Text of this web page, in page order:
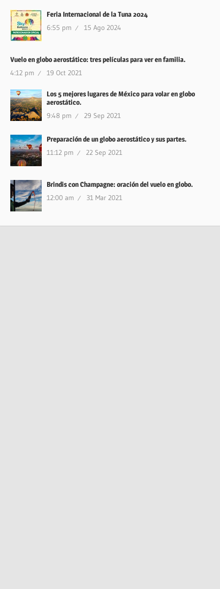
Feria Internacional de la Tuna 2024
6:55 pm 15 Ago 2024
Vuelo en globo aerostático: tres películas para ver en familia.
4:12 pm 19 Oct 2021
Los 5 mejores lugares de México para volar en globo
aerostático.
9:48 pm 29 Sep 2021
Preparación de un globo aerostático y sus partes.
11:12 pm 22 Sep 2021
Brindis con Champagne: oración del vuelo en globo.
12:00 am 31 Mar 2021